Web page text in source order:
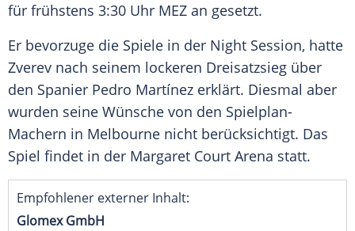
für frühstens 3:30 Uhr MEZ an gesetzt.
Er bevorzuge die Spiele in der Night Session, hatte
Zverev nach seinem lockeren Dreisatzsieg über
den Spanier Pedro Martínez erklärt. Diesmal aber
wurden seine Wünsche von den Spielplan-
Machern in Melbourne nicht berücksichtigt. Das
Spiel findet in der Margaret Court Arena statt.
Empfohlener externer Inhalt:
Glomex GmbH